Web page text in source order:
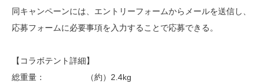
同キャンペーンには、エントリーフォームからメールを送信し、
応募フォームに必要事項を入力することで応募できる。
【コラボテント詳細】
総重量： （約）2.4kg